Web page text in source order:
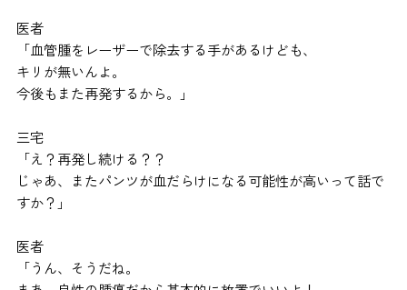
医者
「血管腫をレーザーで除去する手があるけども、
キリが無いんよ。
今後もまた再発するから。」
三宅
「え？再発し続ける？？
じゃあ、またパンツが血だらけになる可能性が高いって話で
すか？」
医者
「うん、そうだね。